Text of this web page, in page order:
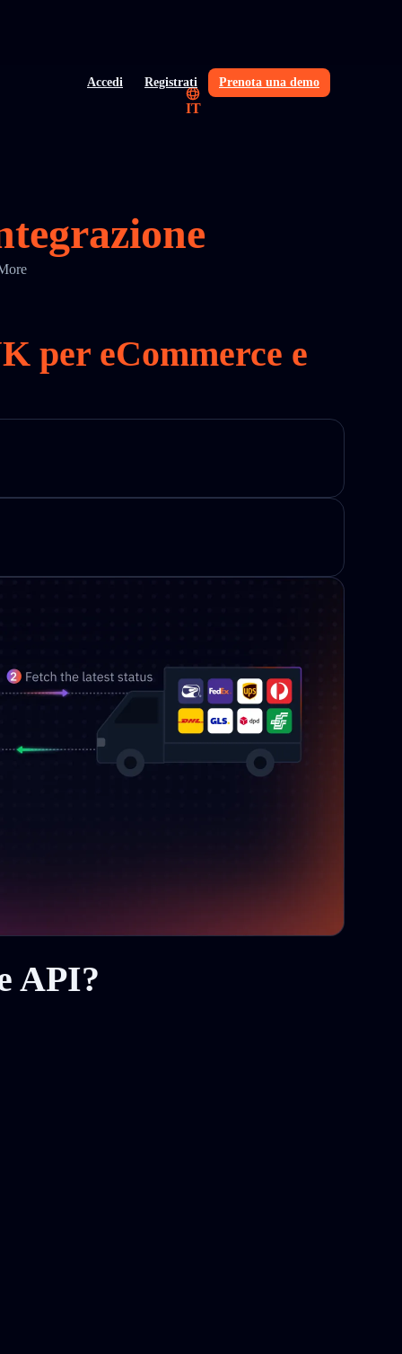
Accedi Registrati Prenota una demo
IT
per eCommerce e
API?